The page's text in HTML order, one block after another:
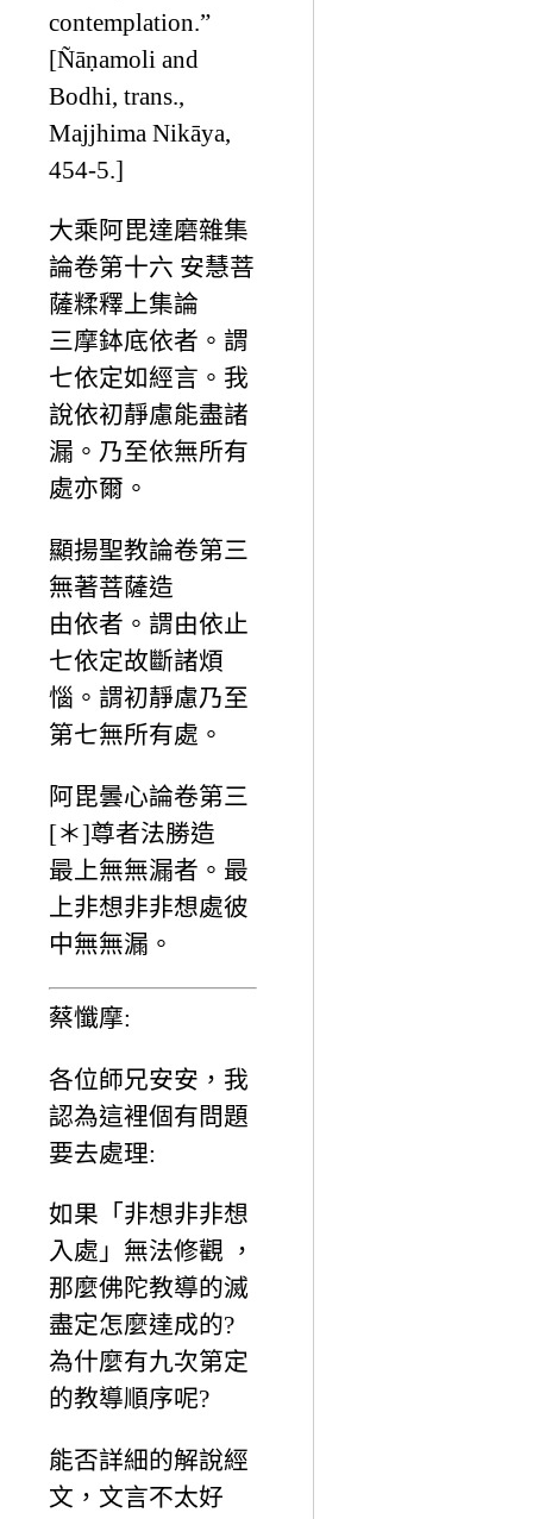
contemplation.”
[Ñāṇamoli and
Bodhi, trans.,
Majjhima Nikāya,
454-5.]
大乘阿毘達磨雜集
論卷第十六 安慧菩
薩糅釋上集論
三摩鉢底依者。謂
七依定如經言。我
說依初靜慮能盡諸
漏。乃至依無所有
處亦爾。
顯揚聖教論卷第三
無著菩薩造
由依者。謂由依止
七依定故斷諸煩
惱。謂初靜慮乃至
第七無所有處。
阿毘曇心論卷第三
[＊]尊者法勝造
最上無無漏者。最
上非想非非想處彼
中無無漏。
蔡懺摩:
各位師兄安安，我
認為這裡個有問題
要去處理:
如果「非想非非想
入處」無法修觀 ，
那麼佛陀教導的滅
盡定怎麼達成的?
為什麼有九次第定
的教導順序呢?
能否詳細的解說經
文，文言不太好